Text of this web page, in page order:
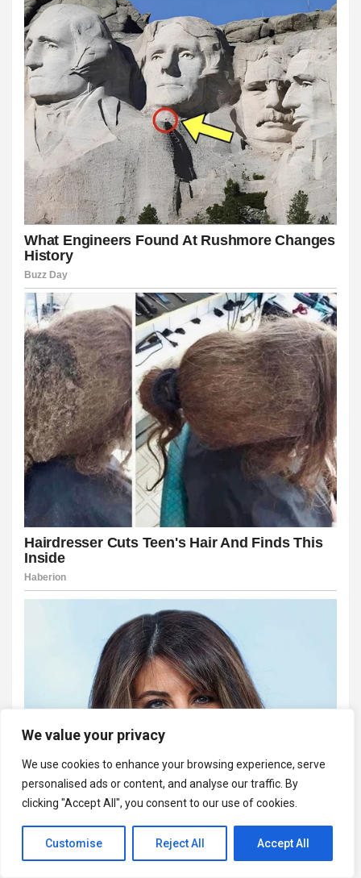
We value your privacy
We use cookies to enhance your browsing experience, serve
personalised ads or content, and analyse our traffic. By
clicking "Accept All", you consent to our use of cookies.
Customise Reject All Accept All